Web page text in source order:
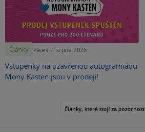
Články Pátek 7. srpna 2026
Vstupenky na uzavřenou autogramiádu
Mony Kasten jsou v prodeji!
Články, které stojí za pozornost